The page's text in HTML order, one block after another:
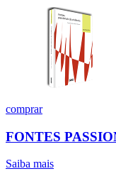
comprar
FONTES
Saiba mais